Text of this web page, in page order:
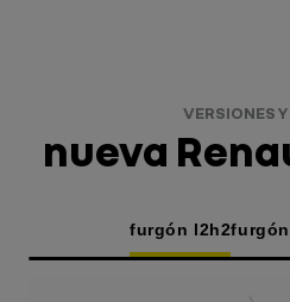
VERSIONES
nueva
furgón l2h2